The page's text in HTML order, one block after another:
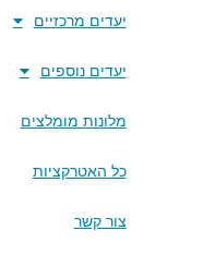
יעדים מרכזיים
יעדים נוספים
מלונות מומלצים
כל האטרקציות
צור קשר